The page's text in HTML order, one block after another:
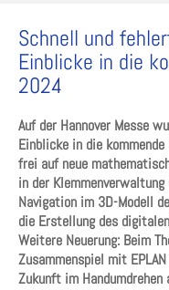
Schnell und
Einblicke in die
2024
Auf der Hannover Messe
Einblicke in die
frei auf neue
in der
Navigation im 3D-Modell
die Erstellung des
Weitere Neuerung: Beim
Zusammenspiel mit
Zukunft im